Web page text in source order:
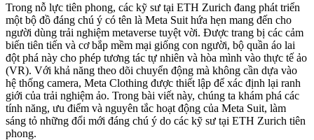
Trong nỗ lực tiên phong, các kỹ sư tại ETH Zurich đang phát triển
một bộ đồ đáng chú ý có tên là Meta Suit hứa hẹn mang đến cho
người dùng trải nghiệm metaverse tuyệt vời. Được trang bị các cảm
biến tiên tiến và cơ bắp mềm mại giống con người, bộ quần áo lai
đột phá này cho phép tương tác tự nhiên và hòa mình vào thực tế ảo
(VR). Với khả năng theo dõi chuyển động mà không cần dựa vào
hệ thống camera, Meta Clothing được thiết lập để xác định lại ranh
giới của trải nghiệm ảo. Trong bài viết này, chúng ta khám phá các
tính năng, ưu điểm và nguyên tắc hoạt động của Meta Suit, làm
sáng tỏ những đổi mới đáng chú ý do các kỹ sư tại ETH Zurich tiên
phong.